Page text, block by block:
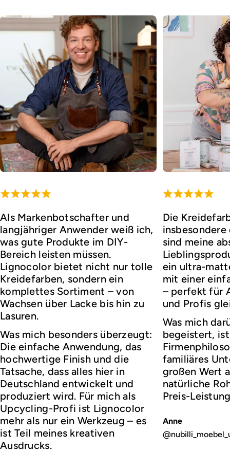
Als Markenbotschafter und
langjähriger Anwender weiß ich,
was gute Produkte im DIY-
Bereich leisten müssen.
Lignocolor bietet nicht nur tolle
Kreidefarben, sondern ein
komplettes Sortiment – von
Wachsen über Lacke bis hin zu
Lasuren.
Was mich besonders überzeugt:
Die einfache Anwendung, das
hochwertige Finish und die
Tatsache, dass alles hier in
Deutschland entwickelt und
produziert wird. Für mich als
Upcycling-Profi ist Lignocolor
mehr als nur ein Werkzeug – es
ist Teil meines kreativen
Ausdrucks.
Die
sind meine
ein ultra-
mit einer
– perfekt für
und Profis
Was mich
begeistert,
familiäres
großen Wert
natürliche
Preis-
Anne